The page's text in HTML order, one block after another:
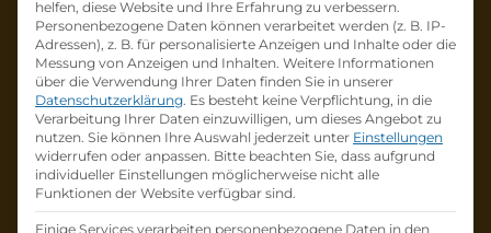
Die LehrstelleLehrling im Einzelhandel
(m/w/d)beiH&M HENNES & MAURITZ
GesmbHist schonbesetzt.
Firmenprofil besuchen
Andere Lehrstelle suchen
helfen, diese Website und Ihre Erfahrung zu verbessern.
Personenbezogene Daten können verarbeitet werden (z. B. IP-
Adressen), z. B. für personalisierte Anzeigen und Inhalte oder die
Messung von Anzeigen und Inhalten. Weitere Informationen
über die Verwendung Ihrer Daten finden Sie in unserer
Datenschutzerklärung. Es besteht keine Verpflichtung, in die
Verarbeitung Ihrer Daten einzuwilligen, um dieses Angebot zu
nutzen. Sie können Ihre Auswahl jederzeit unter Einstellungen
widerrufen oder anpassen. Bitte beachten Sie, dass aufgrund
individueller Einstellungen möglicherweise nicht alle
Funktionen der Website verfügbar sind.
Einige Services verarbeiten personenbezogene Daten in den